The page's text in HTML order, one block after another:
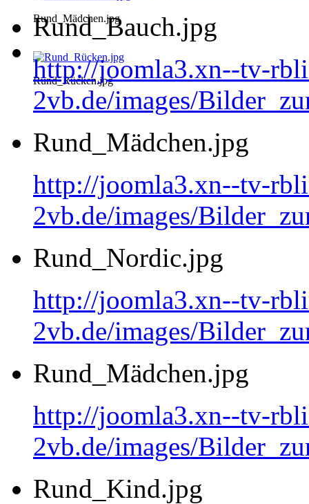
Rund_Mädchen.jpg
Rund_Rücken.jpg
Rund_Bauch.jpg
http://joomla3.xn--tv-
2vb.de/images/
Rund_Mädchen.jpg
http://joomla3.xn--tv-
2vb.de/images/
Rund_Nordic.jpg
http://joomla3.xn--tv-
2vb.de/images/
Rund_Mädchen.jpg
http://joomla3.xn--tv-
2vb.de/images/
Rund_Kind.jpg